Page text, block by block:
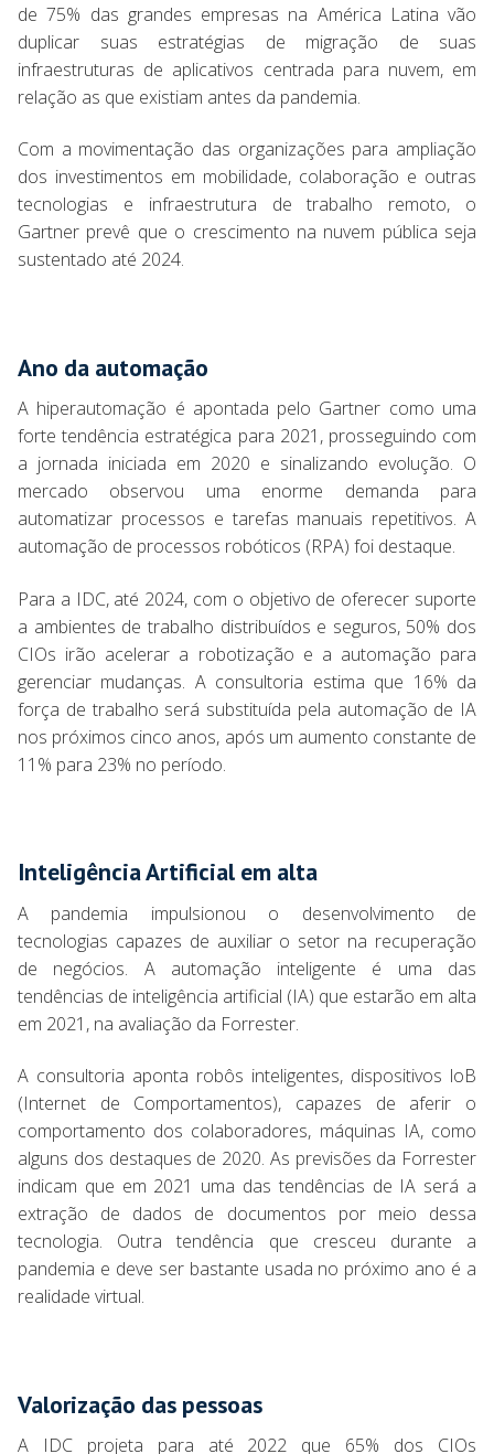
de 75% das grandes empresas na América Latina vão
duplicar suas estratégias de migração de suas
infraestruturas de aplicativos centrada para nuvem, em
relação as que existiam antes da pandemia.
Com a movimentação das organizações para ampliação
dos investimentos em mobilidade, colaboração e outras
tecnologias e infraestrutura de trabalho remoto, o
Gartner prevê que o crescimento na nuvem pública seja
sustentado até 2024.
Ano da automação
A hiperautomação é apontada pelo Gartner como uma
forte tendência estratégica para 2021, prosseguindo com
a jornada iniciada em 2020 e sinalizando evolução. O
mercado observou uma enorme demanda para
automatizar processos e tarefas manuais repetitivos. A
automação de processos robóticos (RPA) foi destaque.
Para a IDC, até 2024, com o objetivo de oferecer suporte
a ambientes de trabalho distribuídos e seguros, 50% dos
CIOs irão acelerar a robotização e a automação para
gerenciar mudanças. A consultoria estima que 16% da
força de trabalho será substituída pela automação de IA
nos próximos cinco anos, após um aumento constante de
11% para 23% no período.
Inteligência Artificial em alta
A pandemia impulsionou o desenvolvimento de
tecnologias capazes de auxiliar o setor na recuperação
de negócios. A automação inteligente é uma das
tendências de inteligência artificial (IA) que estarão em alta
em 2021, na avaliação da Forrester.
A consultoria aponta robôs inteligentes, dispositivos loB
(Internet de Comportamentos), capazes de aferir o
comportamento dos colaboradores, máquinas IA, como
alguns dos destaques de 2020. As previsões da Forrester
indicam que em 2021 uma das tendências de IA será a
extração de dados de documentos por meio dessa
tecnologia. Outra tendência que cresceu durante a
pandemia e deve ser bastante usada no próximo ano é a
realidade virtual.
Valorização das pessoas
A IDC projeta para até 2022 que 65% dos CIOs